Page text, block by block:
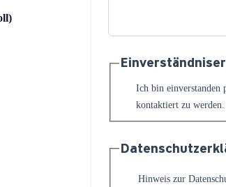
Ich bin
kontaktiert zu werden.
Hinweis zur